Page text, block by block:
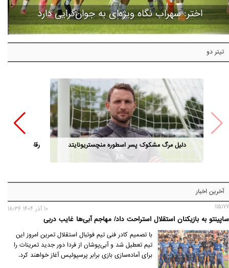
اختر: سهراب نگاه ویژه‌ای به جوان‌گرایی دارد
تیتر دو
دلیل مرگ مشکوک پسر اسطوره منچستریونایتد رقابت مدیران
آخرین اخبار
115177
ساپینتو به بازیکنان استقلال استراحت داد/ مهاجم آبی‌ها غایب دربی
10 آذر 1404 18:36
با تصمیم کادر فنی تیم فوتبال استقلال تمرین امروز این
تیم تعطیل شد و آبی‌پوشان از فردا دور جدید تمرینات را
برای آماده‌سازی بازی برابر پرسپولیس آغاز خواهند کرد.